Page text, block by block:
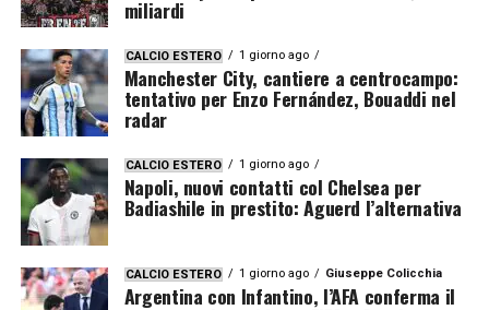
miliardi
CALCIO ESTERO 1 giorno ago
Manchester City, cantiere a centrocampo:
tentativo per Enzo Fernández, Bouaddi nel
radar
CALCIO ESTERO 1 giorno ago
Napoli, nuovi contatti col Chelsea per
Badiashile in prestito: Aguerd l’alternativa
CALCIO ESTERO 1 giorno ago Giuseppe Colicchia
Argentina con Infantino, l’AFA conferma il